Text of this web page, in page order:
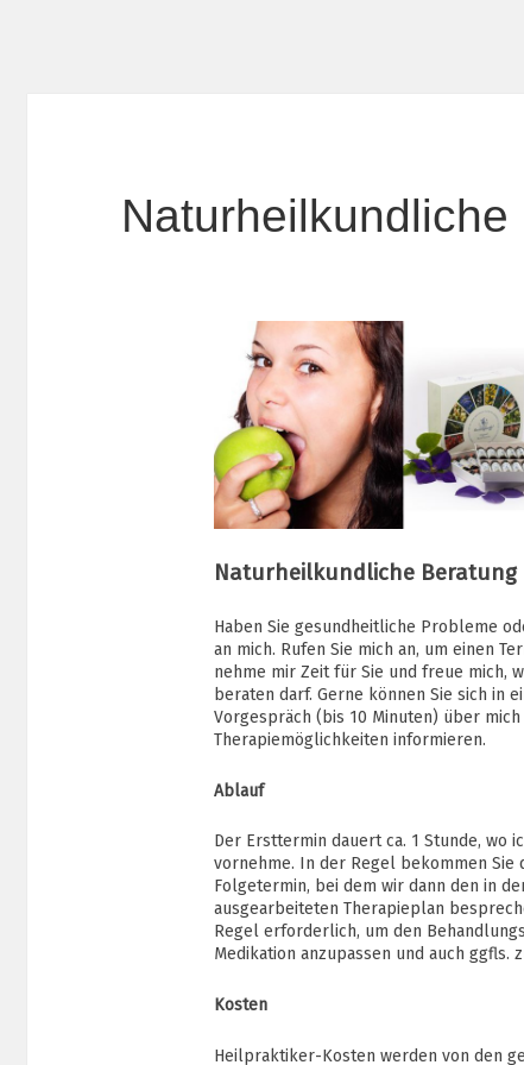
Naturheilkundliche
Naturheilkundliche Beratung
Haben Sie gesundheitliche Probleme
an mich. Rufen Sie mich an, um einen
nehme mir Zeit für Sie und freue mich,
beraten darf. Gerne können Sie sich in
Vorgespräch (bis 10 Minuten) über mich
Therapiemöglichkeiten informieren.
Ablauf
Der Ersttermin dauert ca. 1 Stunde, wo
vornehme. In der Regel bekommen Sie
Folgetermin, bei dem wir dann den in
ausgearbeiteten Therapieplan
Regel erforderlich, um den
Medikation anzupassen und auch ggfls.
Kosten
Heilpraktiker-Kosten werden von den